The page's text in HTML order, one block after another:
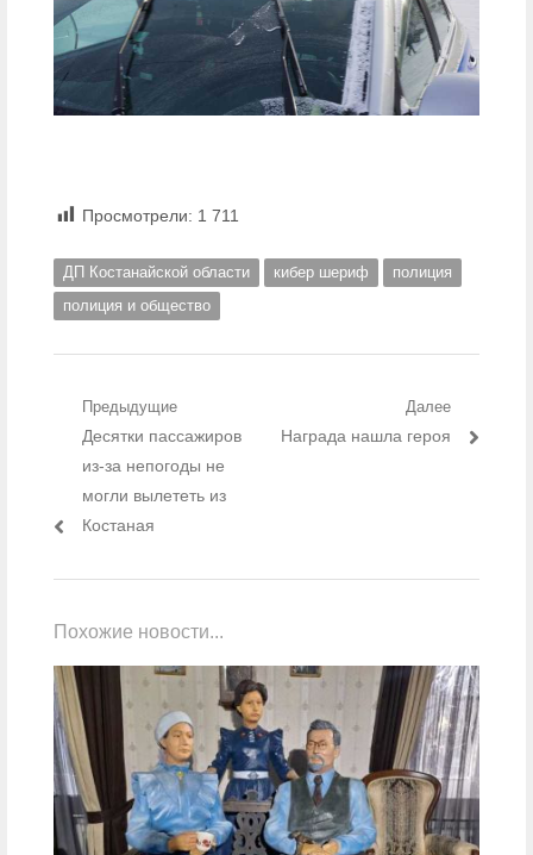
Просмотрели: 1 711
ДП Костанайской области кибер шериф
полиция
полиция и общество
Навигация по записям
Предыдущие
Предыдущий пост:
Десятки пассажиров
из-за непогоды не
могли вылететь из
Костаная
Далее
Следующий пост:
Награда нашла героя
Похожие новости...